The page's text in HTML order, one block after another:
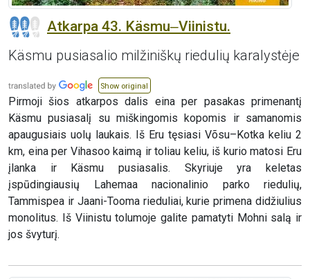
Atkarpa 43. Käsmu‒Viinistu.
Käsmu pusiasalio milžiniškų riedulių karalystėje
Show original
Pirmoji šios atkarpos dalis eina per pasakas primenantį
Käsmu pusiasalį su miškingomis kopomis ir samanomis
apaugusiais uolų laukais. Iš Eru tęsiasi Võsu–Kotka keliu 2
km, eina per Vihasoo kaimą ir toliau keliu, iš kurio matosi Eru
įlanka ir Käsmu pusiasalis. Skyriuje yra keletas
įspūdingiausių Lahemaa nacionalinio parko riedulių,
Tammispea ir Jaani-Tooma rieduliai, kurie primena didžiulius
monolitus. Iš Viinistu tolumoje galite pamatyti Mohni salą ir
jos švyturį.